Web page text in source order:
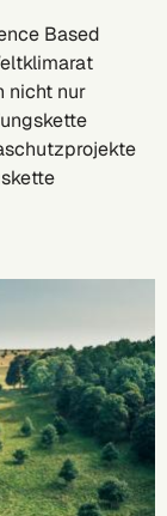
Based
nicht nur